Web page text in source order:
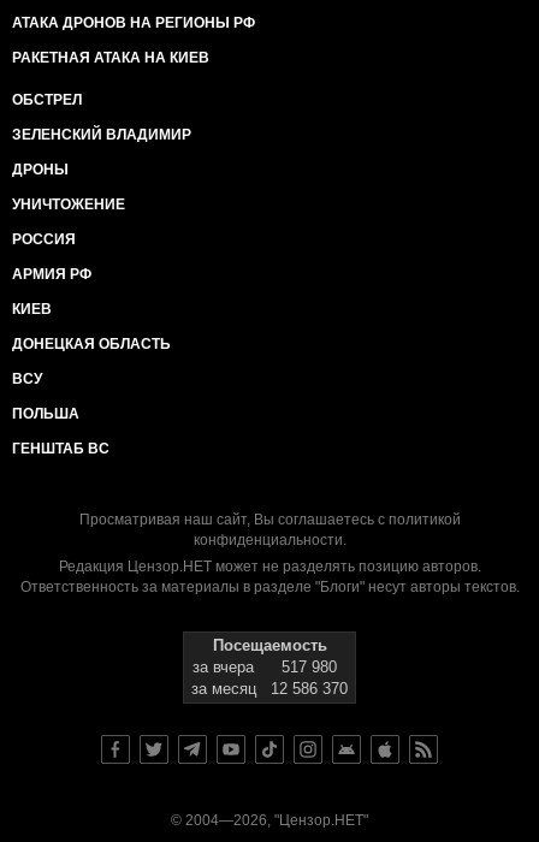
АТАКА ДРОНОВ НА РЕГИОНЫ РФ
РАКЕТНАЯ АТАКА НА КИЕВ
ОБСТРЕЛ
ЗЕЛЕНСКИЙ ВЛАДИМИР
ДРОНЫ
УНИЧТОЖЕНИЕ
РОССИЯ
АРМИЯ РФ
КИЕВ
ДОНЕЦКАЯ ОБЛАСТЬ
ВСУ
ПОЛЬША
ГЕНШТАБ ВС
Просматривая наш сайт, Вы соглашаетесь с политикой
конфиденциальности.
Редакция Цензор.НЕТ может не разделять позицию авторов.
Ответственность за материалы в разделе "Блоги" несут авторы текстов.
Посещаемость
за вчера
517 980
за месяц
12 586 370
© 2004—2026, "Цензор.НЕТ"